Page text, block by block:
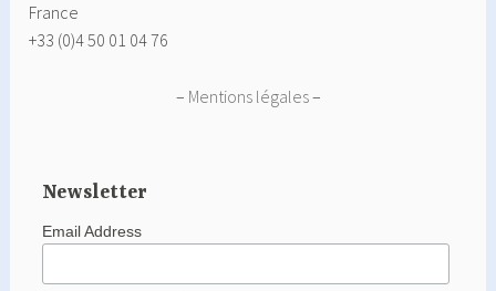
France
+33 (0)4 50 01 04 76
– Mentions légales–
Newsletter
Email Address